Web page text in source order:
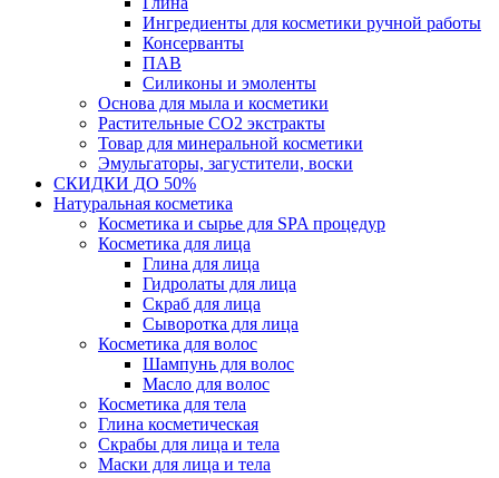
Ингредиенты для косметики ручной работы
Консерванты
ПАВ
Силиконы и эмоленты
Основа для мыла и косметики
Растительные СО2 экстракты
Товар для минеральной косметики
Эмульгаторы, загустители, воски
СКИДКИ ДО 50%
Натуральная косметика
Косметика и сырье для SPA процедур
Косметика для лица
Глина для лица
Гидролаты для лица
Скраб для лица
Сыворотка для лица
Косметика для волос
Шампунь для волос
Масло для волос
Косметика для тела
Глина косметическая
Скрабы для лица и тела
Маски для лица и тела